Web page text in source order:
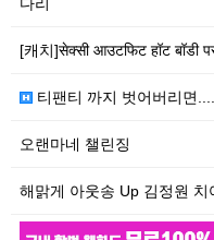
[캐치]सेक्सी आउटफिट हॉट बॉडी
티팬티 까지 벗어버리면....
오랜마네 챌린징
해맑게 아웃송 Up 김정원 치